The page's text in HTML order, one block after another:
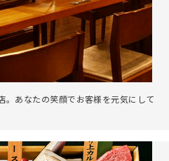
。あなたの笑顔でお客様を元気にして